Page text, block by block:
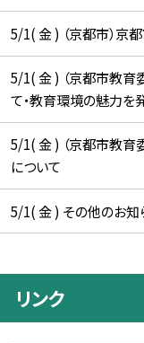
5/1( 金 ) （京都市）
5/1( 金 ) （京都市教育
て・教育環境の魅力を
5/1( 金 ) （京都市教育
について
5/1( 金 ) その他のお知
リンク